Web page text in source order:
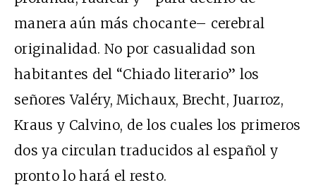
manera aún más chocante– cerebral
originalidad. No por casualidad son
habitantes del “Chiado literario” los
señores Valéry, Michaux, Brecht, Juarroz,
Kraus y Calvino, de los cuales los primeros
dos ya circulan traducidos al español y
pronto lo hará el resto.